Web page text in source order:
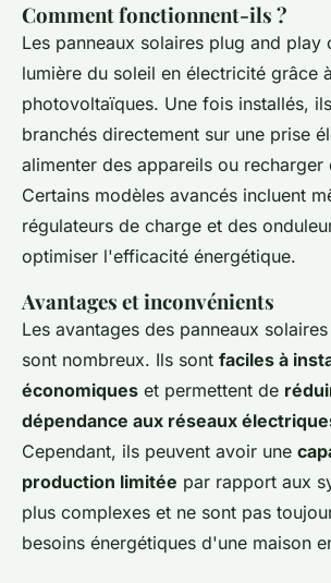
Comment fonctionnent-ils ?
Les panneaux solaires plug and play
lumière du soleil en électricité grâce
photovoltaïques. Une fois installés,
branchés directement sur une prise
alimenter des appareils ou recharger
Certains modèles avancés incluent
régulateurs de charge et des
optimiser l'efficacité énergétique.
Avantages et inconvénients
Les avantages des panneaux
sont nombreux. Ils sont faciles à
économiques et permettent de
dépendance aux réseaux
Cependant, ils peuvent avoir une
production limitée par rapport aux
plus complexes et ne sont pas
besoins énergétiques d'une maison